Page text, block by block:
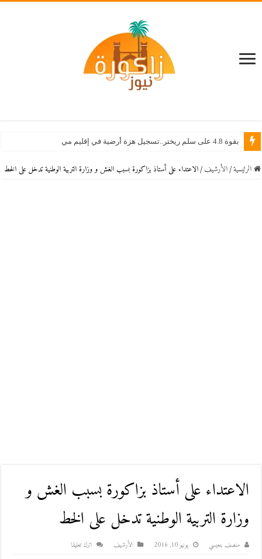
الرئيسية / اﻷرشيف / الاعتداء على أستاذ بزاكورة بسبب الغش و وزارة التربية الوطنية تدخل على الخط
الاعتداء على أستاذ بزاكورة بسبب الغش و
وزارة التربية الوطنية تدخل على الخط
منصف بنعيسي يونيو 10, 2016 اﻷرشيف اترك تعليقا